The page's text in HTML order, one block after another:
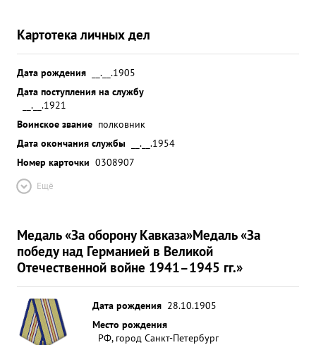
Картотека личных дел
Дата рождения
__.__.1905
Дата поступления на службу
__.__.1921
Воинское звание полковник
Дата окончания службы
__.__.1954
Номер карточки 0308907
Ещё
Медаль «За оборону Кавказа»Медаль «За
победу над Германией в Великой
Отечественной войне 1941–1945 гг.»
Дата рождения 28.10.1905
Место рождения
РФ, город Санкт-Петербург